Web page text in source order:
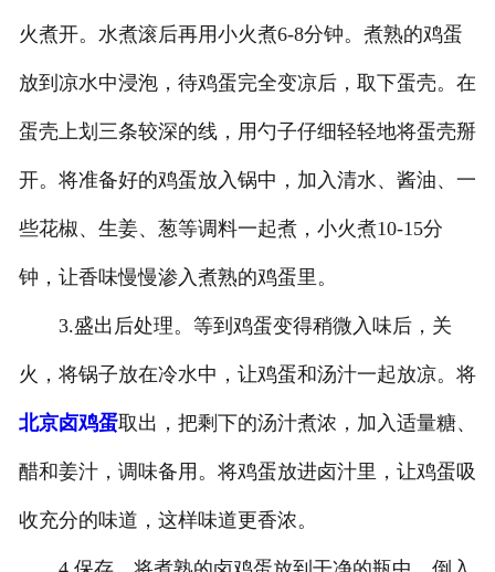
火煮开。水煮滚后再用小火煮6-8分钟。煮熟的鸡蛋
放到凉水中浸泡，待鸡蛋完全变凉后，取下蛋壳。在
蛋壳上划三条较深的线，用勺子仔细轻轻地将蛋壳掰
开。将准备好的鸡蛋放入锅中，加入清水、酱油、一
些花椒、生姜、葱等调料一起煮，小火煮10-15分
钟，让香味慢慢渗入煮熟的鸡蛋里。
3.盛出后处理。等到鸡蛋变得稍微入味后，关
火，将锅子放在冷水中，让鸡蛋和汤汁一起放凉。将
北京卤鸡蛋取出，把剩下的汤汁煮浓，加入适量糖、
醋和姜汁，调味备用。将鸡蛋放进卤汁里，让鸡蛋吸
收充分的味道，这样味道更香浓。